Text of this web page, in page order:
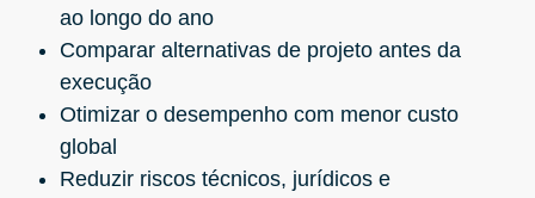
ao longo do ano
Comparar alternativas de projeto antes da
execução
Otimizar o desempenho com menor custo
global
Reduzir riscos técnicos, jurídicos e